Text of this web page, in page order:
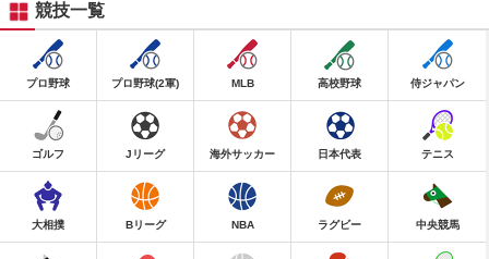
競技一覧
プロ野球 プロ野球(2軍) MLB 高校野球 侍ジャパン
ゴルフ Jリーグ 海外サッカー 日本代表 テニス
大相撲 Bリーグ NBA ラグビー 中央競馬